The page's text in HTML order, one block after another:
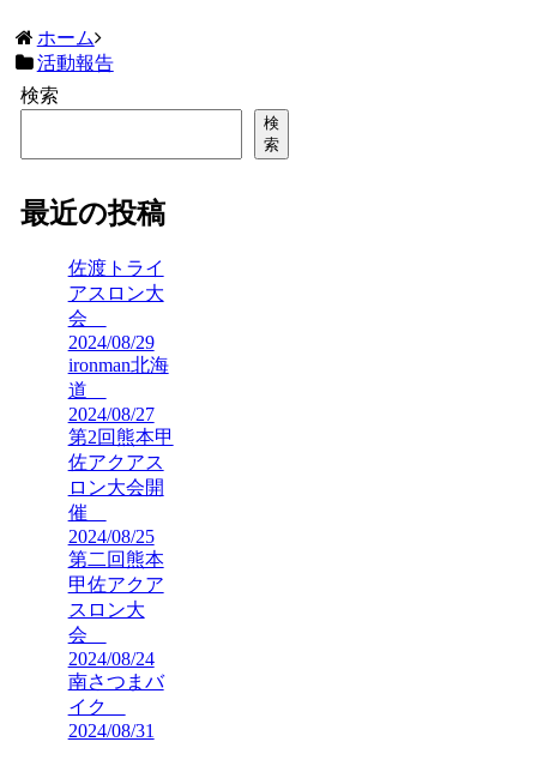
ホーム
活動報告
検索
検
索
最近の投稿
佐渡トライ
アスロン大
会
2024/08/29
ironman北海
道
2024/08/27
第2回熊本甲
佐アクアス
ロン大会開
催
2024/08/25
第二回熊本
甲佐アクア
スロン大
会
2024/08/24
南さつまバ
イク
2024/08/31